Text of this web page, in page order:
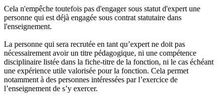
Cela n'empêche toutefois pas d'engager sous statut d'expert une
personne qui est déjà engagée sous contrat statutaire dans
l'enseignement.
La personne qui sera recrutée en tant qu’expert ne doit pas
nécessairement avoir un titre pédagogique, ni une compétence
disciplinaire listée dans la fiche-titre de la fonction, ni le cas échéant
une expérience utile valorisée pour la fonction. Cela permet
notamment à des personnes intéressées par l’exercice de
l’enseignement de s’y exercer.